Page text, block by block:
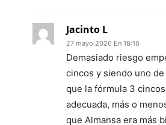
Jacinto L
27 mayo 2026 En 18:16
Demasiado riesgo
cincos y siendo uno
que la fórmula 3
adecuada, más o
que Almansa era más